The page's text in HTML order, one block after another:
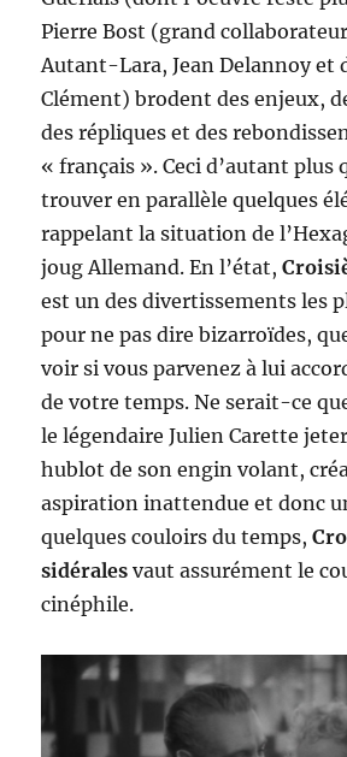
Pierre Bost (grand
Autant-Lara, Jean Delannoy et
Clément) brodent des enjeux,
des répliques et des
« français ». Ceci d’autant plus
trouver en parallèle quelques
rappelant la situation de
joug Allemand. En l’état,
est un des divertissements les
pour ne pas dire bizarroïdes,
voir si vous parvenez à lui
de votre temps. Ne serait-ce
le légendaire Julien Carette
hublot de son engin volant,
aspiration inattendue et donc
quelques couloirs du temps,
sidérales vaut assurément le
cinéphile.